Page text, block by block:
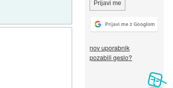
nov uporabnik
pozabili geslo?